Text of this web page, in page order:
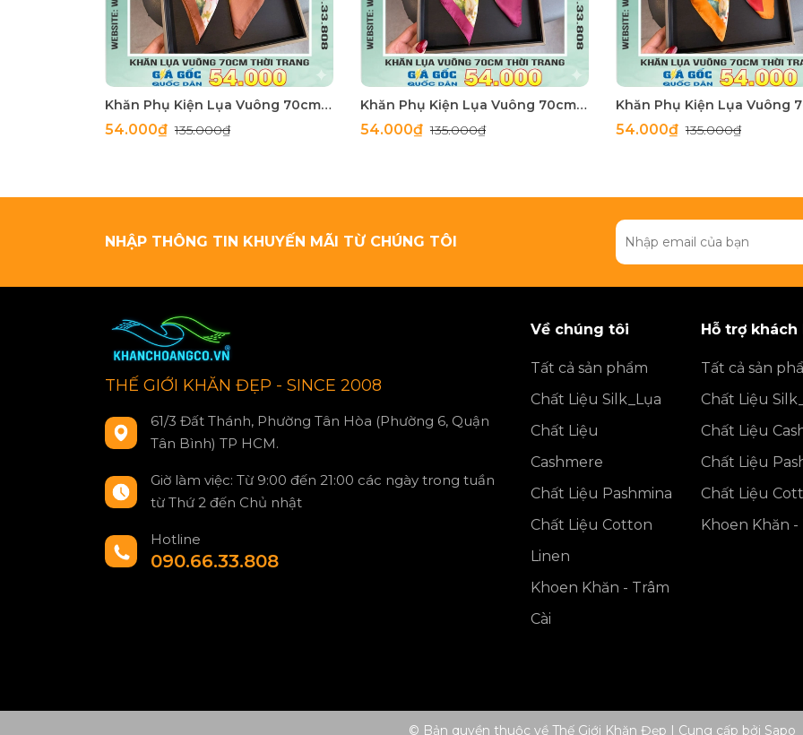
Khăn Phụ Kiện Lụa Vuông 70cm - Thế Giới Khăn Đẹp C1062_4
54.000₫135.000₫
Khăn Phụ Kiện Lụa Vuông 70cm - Thế Giới Khăn Đẹp C1062_3
54.000₫135.000₫ 54.000₫135.000₫
NHẬP THÔNG TIN KHUYẾN MÃI TỪ CHÚNG TÔI
THẾ GIỚI KHĂN ĐẸP - SINCE 2008
61/3 Đất Thánh, Phường Tân Hòa (Phường 6, Quận
Tân Bình) TP HCM.
Giờ làm việc: Từ 9:00 đến 21:00 các ngày trong tuần
từ Thứ 2 đến Chủ nhật
Hotline
090.66.33.808
Về chúng tôi
Tất cả sản phẩm
Chất Liệu Silk_Lụa
Chất Liệu
Cashmere
Chất Liệu Pashmina
Chất Liệu Cotton
Linen
Khoen Khăn - Trâm
Cài
Hỗ trợ khách
Tất cả sản
Chất Liệu
Chất Liệu
Chất Liệu
Chất Liệu
Khoen Khăn -
© Bản quyền thuộc về Thế Giới Khăn Đẹp | Cung cấp bởi Sapo